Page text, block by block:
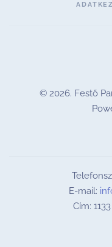
© 2026. Festő
E-mail:
Cím: